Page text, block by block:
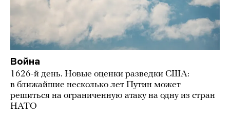
Война
1626-й день. Новые оценки разведки США:
в ближайшие несколько лет Путин может
решиться на ограниченную атаку на одну из стран
НАТО